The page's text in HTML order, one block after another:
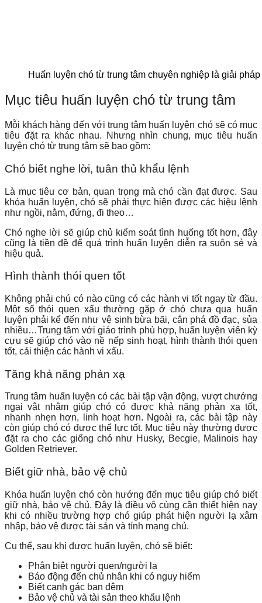
Huấn luyện chó từ trung tâm chuyên nghiệp là giải
Mục tiêu huấn luyện chó từ trung tâm
Mỗi khách hàng đến với trung tâm huấn luyện chó sẽ có mục
tiêu đặt ra khác nhau. Nhưng nhìn chung, mục tiêu huấn
luyện chó từ trung tâm sẽ bao gồm:
Chó biết nghe lời, tuân thủ khẩu lệnh
Là mục tiêu cơ bản, quan trọng mà chó cần đạt được. Sau
khóa huấn luyện, chó sẽ phải thực hiện được các hiệu lệnh
như ngồi, nằm, đứng, đi theo…
Chó nghe lời sẽ giúp chủ kiểm soát tình huống tốt hơn, đây
cũng là tiền đề để quá trình huấn luyện diễn ra suôn sẻ và
hiệu quả.
Hình thành thói quen tốt
Không phải chú có nào cũng có các hành vi tốt ngay từ đầu.
Một số thói quen xấu thường gặp ở chó chưa qua huấn
luyện phải kể đến như vệ sinh bừa bãi, cắn phá đồ đạc, sủa
nhiều…Trung tâm với giáo trình phù hợp, huấn luyện viên kỳ
cựu sẽ giúp chó vào nề nếp sinh hoạt, hình thành thói quen
tốt, cải thiện các hành vi xấu.
Tăng khả năng phản xạ
Trung tâm huấn luyện có các bài tập vận động, vượt chướng
ngại vật nhằm giúp chó có được khả năng phản xạ tốt,
nhanh nhẹn hơn, linh hoạt hơn. Ngoài ra, các bài tập này
còn giúp chó có được thể lực tốt. Mục tiêu này thường được
đặt ra cho các giống chó như Husky, Becgie, Malinois hay
Golden Retriever.
Biết giữ nhà, bảo vệ chủ
Khóa huấn luyện chó còn hướng đến mục tiêu giúp chó biết
giữ nhà, bảo vệ chủ. Đây là điều vô cùng cần thiết hiện nay
khi có nhiều trường hợp chó giúp phát hiện người lạ xâm
nhập, bảo vệ được tài sản và tính mạng chủ.
Cụ thể, sau khi được huấn luyện, chó sẽ biết:
Phân biệt người quen/người lạ
Báo động đến chủ nhân khi có nguy hiểm
Biết canh gác ban đêm
Bảo vệ chủ và tài sản theo khẩu lệnh